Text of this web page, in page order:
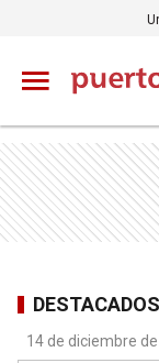
DESTACADOS
14 de diciembre